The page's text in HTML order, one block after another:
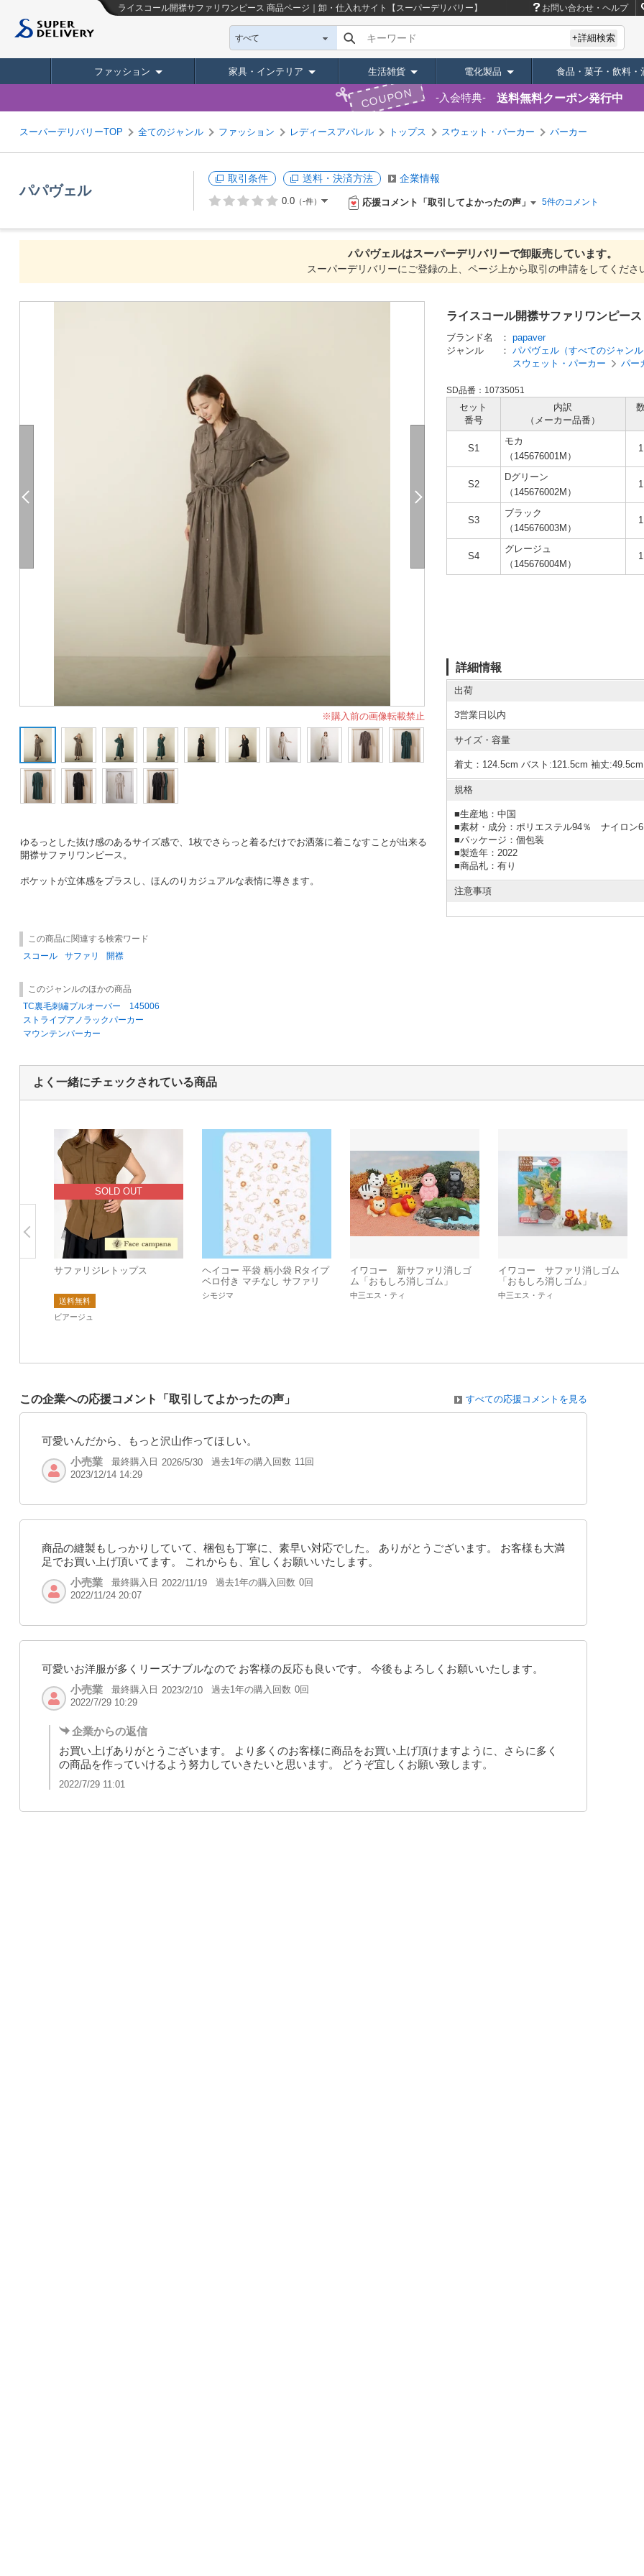
ライスコール開襟サファリワンピース 商品ページ｜卸・仕入れサイト【スーパーデリバリー】 お問い合わせ・ヘルプ
すべて キーワード +詳細検索
ファッション 家具・インテリア 生活雑貨 電化製品 食品・菓子・飲料・
COUPON 入会特典 送料無料クーポン発行中
スーパーデリバリーTOP 全てのジャンル ファッション レディースアパレル トップス スウェット・パーカー パーカー
パパヴェル
取引条件 送料・決済方法 企業情報
0.0 （-件） 応援コメント「取引してよかったの声」 5件のコメント
パパヴェルはスーパーデリバリーで卸販売しています。
スーパーデリバリーにご登録の上、ページ上から取引の申請をしてくださ
※購入前の画像転載禁止
ゆるっとした抜け感のあるサイズ感で、1枚でさらっと着るだけでお洒落に着こなすことが出来る
開襟サファリワンピース。
ポケットが立体感をプラスし、ほんのりカジュアルな表情に導きます。
ライスコール開襟サファリワンピース
ブランド名 ： papaver
ジャンル
： パパヴェル（すべてのジャンル
スウェット・パーカー
パー
SD品番：10735051
セット
番号
内訳
（メーカー品番）
S1
モカ
（145676001M）
S2
Dグリーン
（145676002M）
S3
ブラック
（145676003M）
S4
グレージュ
（145676004M）
詳細情報
出荷
3営業日以内
サイズ・容量
着丈：124.5cm バスト:121.5cm 袖丈:49.5cm
規格
■生産地：中国
■素材・成分：ポリエステル94％ ナイロン6
■パッケージ：個包装
■製造年：2022
■商品札：有り
注意事項
この商品に関連する検索ワード
スコール
サファリ 開襟
このジャンルのほかの商品
TC裏毛刺繡プルオーバー 145006
ストライプアノラックパーカー
マウンテンパーカー
よく一緒にチェックされている商品
SOLD OUT
サファリジレトップス
送料無料
ビアージュ
ヘイコー 平袋 柄小袋 Rタイプ
ベロ付き マチなし サファリ
シモジマ
イワコー 新サファリ消しゴ
ム「おもしろ消しゴム」
中三エス・ティ
イワコー サファリ消しゴム
「おもしろ消しゴム」
中三エス・ティ
この企業への応援コメント「取引してよかったの声」 すべての応援コメントを見る
可愛いんだから、もっと沢山作ってほしい。
小売業
最終購入日 2026/5/30 過去1年の購入回数 11回
2023/12/14 14:29
商品の縫製もしっかりしていて、梱包も丁寧に、素早い対応でした。 ありがとうございます。 お客様も大満
足でお買い上げ頂いてます。 これからも、宜しくお願いいたします。
小売業
最終購入日 2022/11/19 過去1年の購入回数 0回
2022/11/24 20:07
可愛いお洋服が多くリーズナブルなので お客様の反応も良いです。 今後もよろしくお願いいたします。
小売業
最終購入日 2023/2/10 過去1年の購入回数 0回
2022/7/29 10:29
企業からの返信
お買い上げありがとうございます。 より多くのお客様に商品をお買い上げ頂けますように、さらに多く
の商品を作っていけるよう努力していきたいと思います。 どうぞ宜しくお願い致します。
2022/7/29 11:01